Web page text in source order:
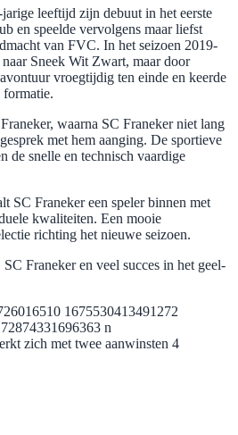
leeftijd zijn debuut in het eerste
en speelde vervolgens maar liefst
van FVC. In het seizoen 2019-
Sneek Wit Zwart, maar door
vroegtijdig ten einde en keerde
formatie.
waarna SC Franeker niet lang
met hem aanging. De sportieve
de snelle en technisch vaardige
SC Franeker een speler binnen met
kwaliteiten. Een mooie
richting het nieuwe seizoen.
Franeker en veel succes in het geel-
zich met twee aanwinsten 4